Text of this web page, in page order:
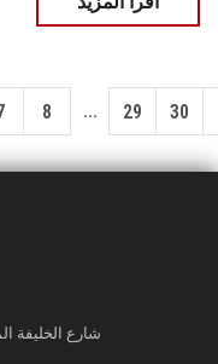
8 ... 29 30
شارع الخليفة